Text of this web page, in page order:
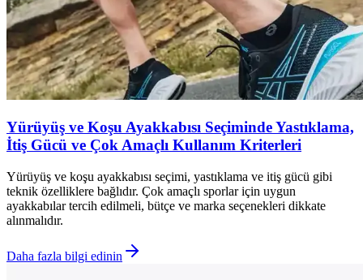
Yürüyüş ve Koşu Ayakkabısı Seçiminde Yastıklama,
İtiş Gücü ve Çok Amaçlı Kullanım Kriterleri
Yürüyüş ve koşu ayakkabısı seçimi, yastıklama ve itiş gücü gibi
teknik özelliklere bağlıdır. Çok amaçlı sporlar için uygun
ayakkabılar tercih edilmeli, bütçe ve marka seçenekleri dikkate
alınmalıdır.
Daha fazla bilgi edinin